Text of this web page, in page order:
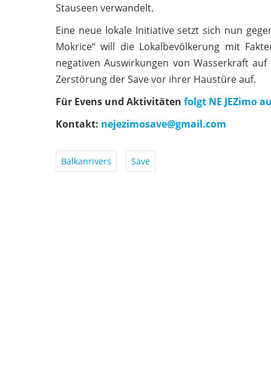
Stauseen verwandelt.
Eine neue lokale Initiative setzt sich nun
Mokrice“ will die Lokalbevölkerung mit
negativen Auswirkungen von Wasserkraft
Zerstörung der Save vor ihrer Haustüre auf.
Für Evens und Aktivitäten folgt NE JEZimo
Kontakt: nejezimosave@gmail.com
Balkanrivers Save